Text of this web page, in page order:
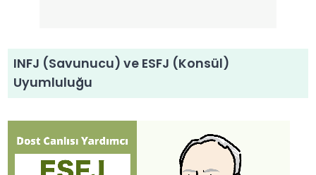
INFJ (Savunucu) ve ESFJ (Konsül)
Uyumluluğu